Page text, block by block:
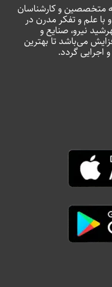
متخصصین و کارشناسان
علم و تفکر مدرن در
نیرو، صنایع و
می‌باشد تا بهترین
اجرایی گردد.